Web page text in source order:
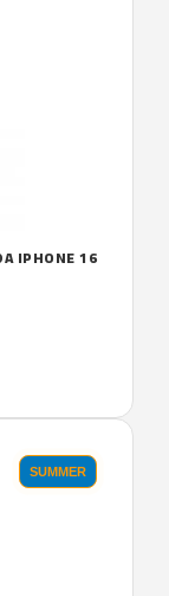
IPHONE 16
SUMMER